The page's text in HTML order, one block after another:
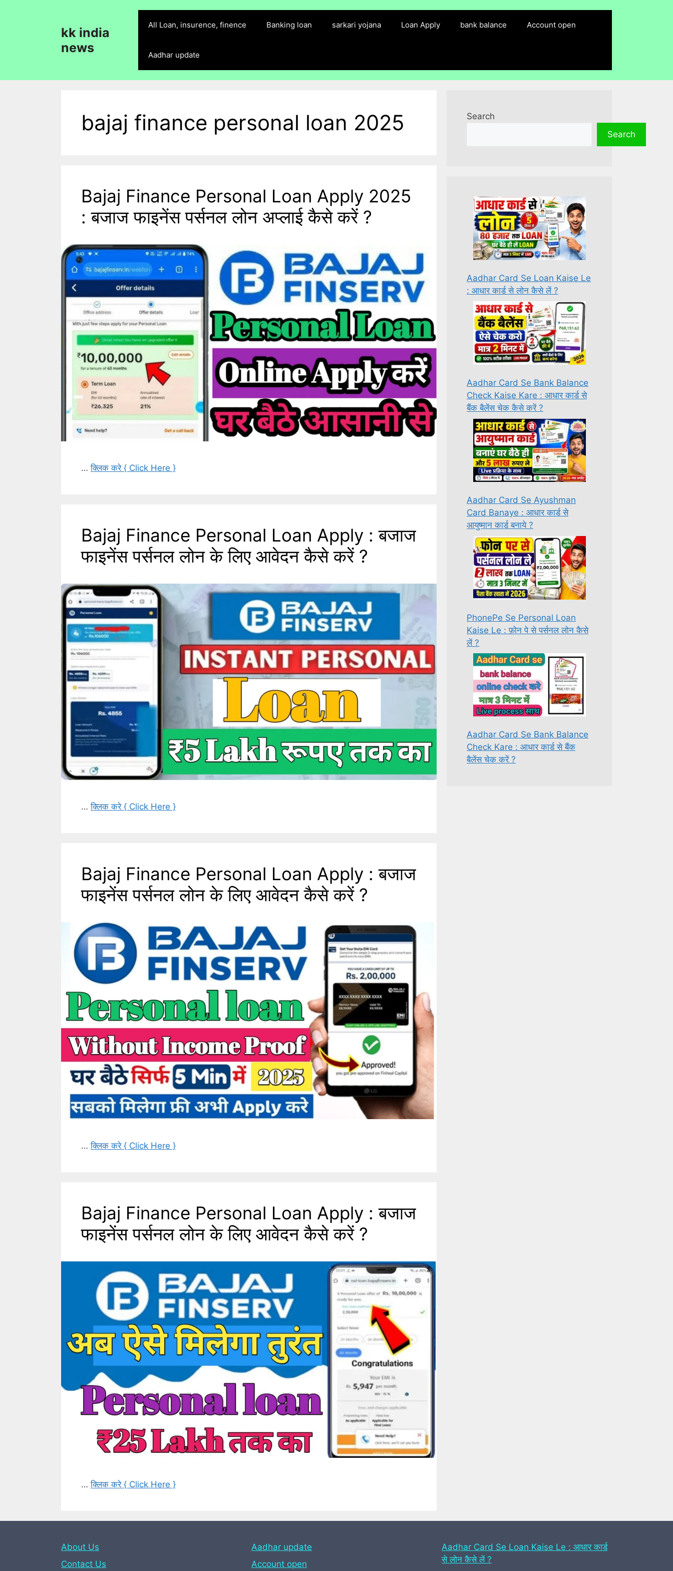
kk india
news
All Loan, insurence, finence Banking loan sarkari yojana Loan Apply bank balance Account open
Aadhar update
bajaj finance personal loan 2025
Bajaj Finance Personal Loan Apply 2025
: बजाज फाइनेंस पर्सनल लोन अप्लाई कैसे करें ?
…क्लिक करे { Click Here }
Bajaj Finance Personal Loan Apply : बजाज
फाइनेंस पर्सनल लोन के लिए आवेदन कैसे करें ?
…क्लिक करे { Click Here }
Bajaj Finance Personal Loan Apply : बजाज
फाइनेंस पर्सनल लोन के लिए आवेदन कैसे करें ?
…क्लिक करे { Click Here }
Bajaj Finance Personal Loan Apply : बजाज
फाइनेंस पर्सनल लोन के लिए आवेदन कैसे करें ?
…क्लिक करे { Click Here }
Search
Search
Aadhar Card Se Loan Kaise Le
: आधार कार्ड से लोन कैसे लें ?
Aadhar Card Se Bank Balance
Check Kaise Kare : आधार कार्ड से
बैंक बैलेंस चेक कैसे करें ?
Aadhar Card Se Ayushman
Card Banaye : आधार कार्ड से
आयुष्मान कार्ड बनाये ?
PhonePe Se Personal Loan
Kaise Le : फ़ोन पे से पर्सनल लोन कैसे
लें ?
Aadhar Card Se Bank Balance
Check Kare : आधार कार्ड से बैंक
बैलेंस चेक करें ?
About Us
Contact Us
Aadhar update
Account open
Aadhar Card Se Loan Kaise Le : आधार कार्ड
से लोन कैसे लें ?